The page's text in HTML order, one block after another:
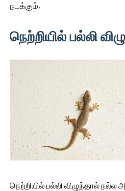
நடக்கும்.
நெற்றியில் பல்லி
நெற்றியில் பல்லி விழுந்தால் நல்ல